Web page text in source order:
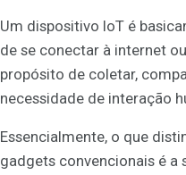
Um dispositivo IoT é
de se conectar à internet
propósito de coletar,
necessidade de interação
Essencialmente, o que
gadgets convencionais é a